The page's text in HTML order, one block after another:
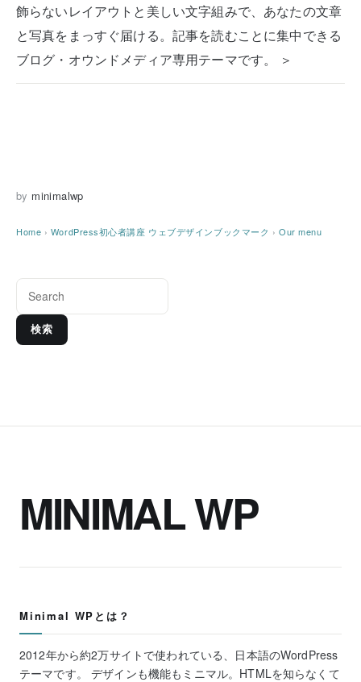
飾らないレイアウトと美しい文字組みで、あなたの文章
と写真をまっすぐ届ける。記事を読むことに集中できる
ブログ・オウンドメディア専用テーマです。 ＞
by minimalwp
Home › WordPress初心者講座 ウェブデザインブックマーク › Our menu
検索
MINIMAL WP
Minimal WPとは？
2012年から約2万サイトで使われている、日本語のWordPress
テーマです。 デザインも機能もミニマル。HTMLを知らなくて